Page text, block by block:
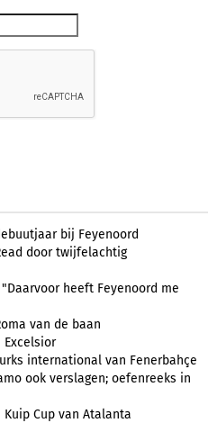
bij Feyenoord
door twijfelachtig
heeft Feyenoord me
van de baan
international van Fenerbahçe
ook verslagen; oefenreeks in
Cup van Atalanta